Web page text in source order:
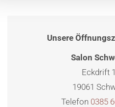
Unsere
Salon
Eckdrift
19061
Telefon 0385